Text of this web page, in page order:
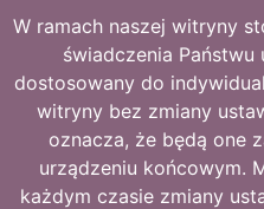
W ramach naszej witryny
świadczenia Państwu
dostosowany do
witryny bez zmiany
oznacza, że będą one
urządzeniu końcowym.
każdym czasie zmiany